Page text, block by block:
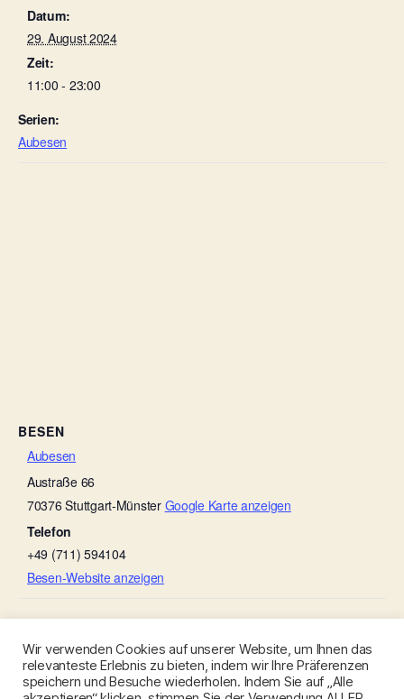
Datum:
29. August 2024
Zeit:
11:00 - 23:00
Serien:
Aubesen
BESEN
Aubesen
Austraße 66
70376 Stuttgart-Münster Google Karte anzeigen
Telefon
+49 (711) 594104
Besen-Website anzeigen
Wir verwenden Cookies auf unserer Website, um Ihnen das
relevanteste Erlebnis zu bieten, indem wir Ihre Präferenzen
speichern und Besuche wiederholen. Indem Sie auf „Alle